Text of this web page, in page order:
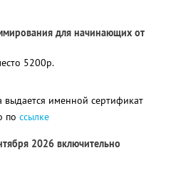
для начинающих от
5200р.
выдается именной сертификат
по ссылке
2026 включительно